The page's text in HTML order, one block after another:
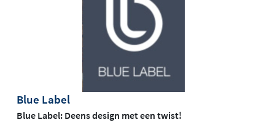
Blue Label
Blue Label: Deens design met een twist!